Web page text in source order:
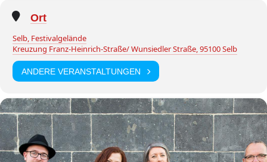
Ort
Selb, Festivalgelände
Kreuzung Franz-Heinrich-Straße/ Wunsiedler Straße, 95100 Selb
ANDERE VERANSTALTUNGEN